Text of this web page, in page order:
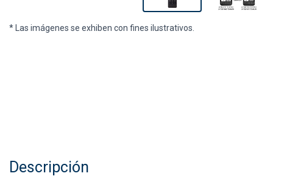
* Las imágenes se exhiben con fines ilustrativos.
Descripción